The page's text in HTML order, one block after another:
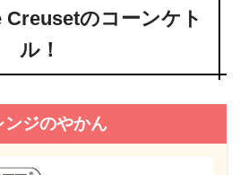
のコーンケト
ル！
ンジのやかん